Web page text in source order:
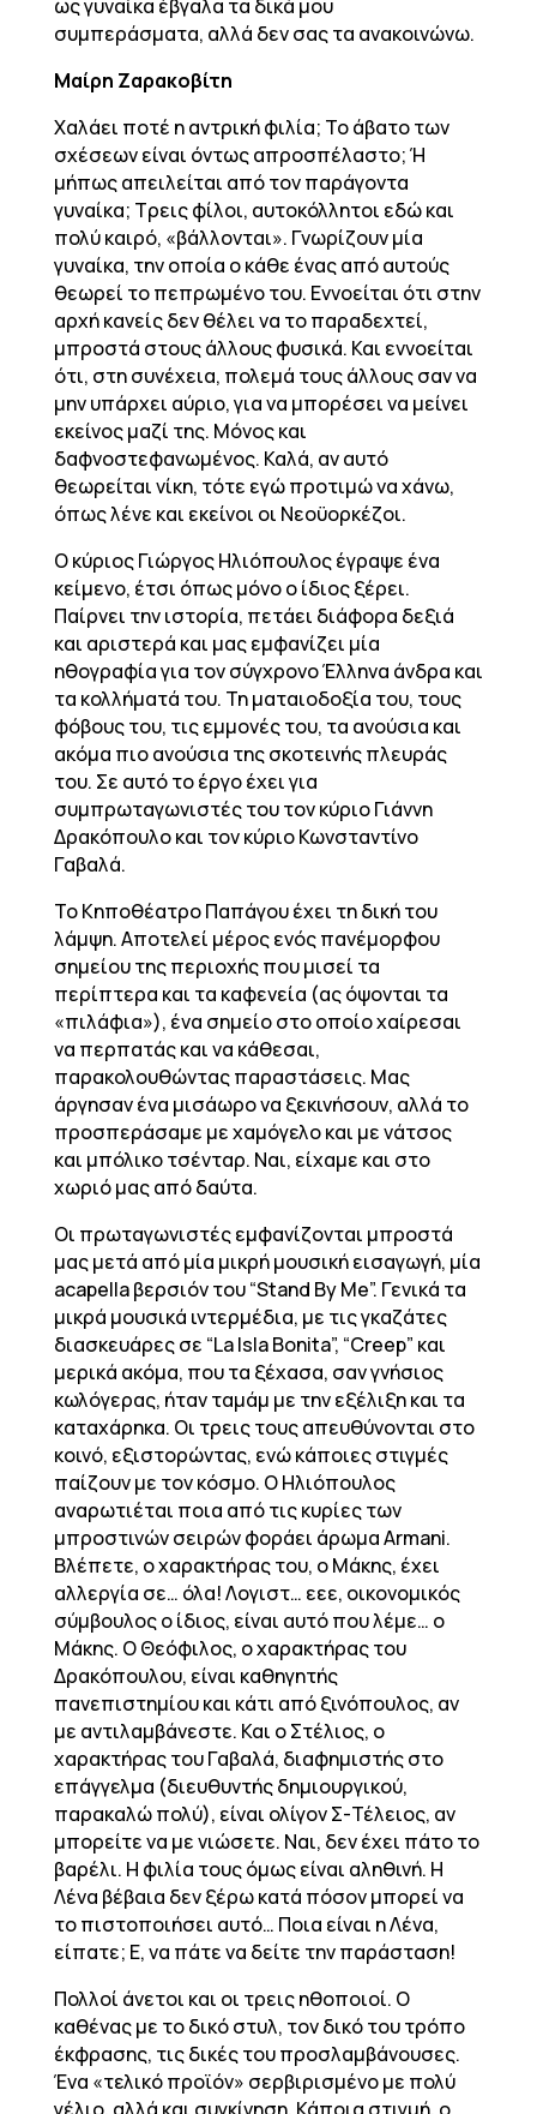
ως γυναίκα έβγαλα τα δικά μου
συμπεράσματα, αλλά δεν σας τα ανακοινώνω.
Μαίρη Ζαρακοβίτη
Χαλάει ποτέ η αντρική φιλία; Το άβατο των
σχέσεων είναι όντως απροσπέλαστο; Ή
μήπως απειλείται από τον παράγοντα
γυναίκα; Τρεις φίλοι, αυτοκόλλητοι εδώ και
πολύ καιρό, «βάλλονται». Γνωρίζουν μία
γυναίκα, την οποία ο κάθε ένας από αυτούς
θεωρεί το πεπρωμένο του. Εννοείται ότι στην
αρχή κανείς δεν θέλει να το παραδεχτεί,
μπροστά στους άλλους φυσικά. Και εννοείται
ότι, στη συνέχεια, πολεμά τους άλλους σαν να
μην υπάρχει αύριο, για να μπορέσει να μείνει
εκείνος μαζί της. Μόνος και
δαφνοστεφανωμένος. Καλά, αν αυτό
θεωρείται νίκη, τότε εγώ προτιμώ να χάνω,
όπως λένε και εκείνοι οι Νεοϋορκέζοι.
Ο κύριος Γιώργος Ηλιόπουλος έγραψε ένα
κείμενο, έτσι όπως μόνο ο ίδιος ξέρει.
Παίρνει την ιστορία, πετάει διάφορα δεξιά
και αριστερά και μας εμφανίζει μία
ηθογραφία για τον σύγχρονο Έλληνα άνδρα και
τα κολλήματά του. Τη ματαιοδοξία του, τους
φόβους του, τις εμμονές του, τα ανούσια και
ακόμα πιο ανούσια της σκοτεινής πλευράς
του. Σε αυτό το έργο έχει για
συμπρωταγωνιστές του τον κύριο Γιάννη
Δρακόπουλο και τον κύριο Κωνσταντίνο
Γαβαλά.
Το Κηποθέατρο Παπάγου έχει τη δική του
λάμψη. Αποτελεί μέρος ενός πανέμορφου
σημείου της περιοχής που μισεί τα
περίπτερα και τα καφενεία (ας όψονται τα
«πιλάφια»), ένα σημείο στο οποίο χαίρεσαι
να περπατάς και να κάθεσαι,
παρακολουθώντας παραστάσεις. Μας
άργησαν ένα μισάωρο να ξεκινήσουν, αλλά το
προσπεράσαμε με χαμόγελο και με νάτσος
και μπόλικο τσένταρ. Ναι, είχαμε και στο
χωριό μας από δαύτα.
Οι πρωταγωνιστές εμφανίζονται μπροστά
μας μετά από μία μικρή μουσική εισαγωγή, μία
acapella βερσιόν του “Stand By Me”. Γενικά τα
μικρά μουσικά ιντερμέδια, με τις γκαζάτες
διασκευάρες σε “La Isla Bonita”, “Creep” και
μερικά ακόμα, που τα ξέχασα, σαν γνήσιος
κωλόγερας, ήταν ταμάμ με την εξέλιξη και τα
καταχάρηκα. Οι τρεις τους απευθύνονται στο
κοινό, εξιστορώντας, ενώ κάποιες στιγμές
παίζουν με τον κόσμο. Ο Ηλιόπουλος
αναρωτιέται ποια από τις κυρίες των
μπροστινών σειρών φοράει άρωμα Armani.
Βλέπετε, ο χαρακτήρας του, ο Μάκης, έχει
αλλεργία σε… όλα! Λογιστ… εεε, οικονομικός
σύμβουλος ο ίδιος, είναι αυτό που λέμε… ο
Μάκης. Ο Θεόφιλος, ο χαρακτήρας του
Δρακόπουλου, είναι καθηγητής
πανεπιστημίου και κάτι από ξινόπουλος, αν
με αντιλαμβάνεστε. Και ο Στέλιος, ο
χαρακτήρας του Γαβαλά, διαφημιστής στο
επάγγελμα (διευθυντής δημιουργικού,
παρακαλώ πολύ), είναι ολίγον Σ-Τέλειος, αν
μπορείτε να με νιώσετε. Ναι, δεν έχει πάτο το
βαρέλι. Η φιλία τους όμως είναι αληθινή. Η
Λένα βέβαια δεν ξέρω κατά πόσον μπορεί να
το πιστοποιήσει αυτό… Ποια είναι η Λένα,
είπατε; Ε, να πάτε να δείτε την παράσταση!
Πολλοί άνετοι και οι τρεις ηθοποιοί. Ο
καθένας με το δικό στυλ, τον δικό του τρόπο
έκφρασης, τις δικές του προσλαμβάνουσες.
Ένα «τελικό προϊόν» σερβιρισμένο με πολύ